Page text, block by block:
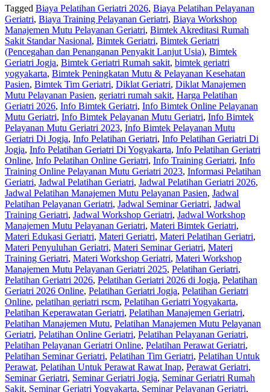
Tagged Biaya Pelatihan Geriatri 2026, Biaya Pelatihan Pelayanan
Geriatri, Biaya Training Pelayanan Geriatri, Biaya Workshop
Manajemen Mutu Pelayanan Geriatri, Bimtek Akreditasi Rumah
Sakit Standar Nasional, Bimtek Geriatri, Bimtek Geriatri
(Pencegahan dan Penanganan Penyakit Lanjut Usia), Bimtek
Geriatri Jogja, Bimtek Geriatri Rumah sakit, bimtek geriatri
yogyakarta, Bimtek Peningkatan Mutu & Pelayanan Kesehatan
Pasien, Bimtek Tim Geriatri, Diklat Geriatri, Diklat Manajemen
Mutu Pelayanan Pasien, geriatri rumah sakit, Harga Pelatihan
Geriatri 2026, Info Bimtek Geriatri, Info Bimtek Online Pelayanan
Mutu Geriatri, Info Bimtek Pelayanan Mutu Geriatri, Info Bimtek
Pelayanan Mutu Geriatri 2023, Info Bimtek Pelayanan Mutu
Geriatri Di Jogja, Info Pelatihan Geriatri, Info Pelatihan Geriatri Di
Jogja, Info Pelatihan Geriatri Di Yogyakarta, Info Pelatihan Geriatri
Online, Info Pelatihan Online Geriatri, Info Training Geriatri, Info
Training Online Pelayanan Mutu Geriatri 2023, Informasi Pelatihan
Geriatri, Jadwal Pelatihan Geriatri, Jadwal Pelatihan Geriatri 2026,
Jadwal Pelatihan Manajemen Mutu Pelayanan Pasien, Jadwal
Pelatihan Pelayanan Geriatri, Jadwal Seminar Geriatri, Jadwal
Training Geriatri, Jadwal Workshop Geriatri, Jadwal Workshop
Manajemen Mutu Pelayanan Geriatri, Materi Bimtek Geriatri,
Materi Edukasi Geriatri, Materi Geriatri, Materi Pelatihan Geriatri,
Materi Penyuluhan Geriatri, Materi Seminar Geriatri, Materi
Training Geriatri, Materi Workshop Geriatri, Materi Workshop
Manajemen Mutu Pelayanan Geriatri 2025, Pelatihan Geriatri,
Pelatihan Geriatri 2026, Pelatihan Geriatri 2026 di Jogja, Pelatihan
Geriatri 2026 Online, Pelatihan Geriatri Jogja, Pelatihan Geriatri
Online, pelatihan geriatri rscm, Pelatihan Geriatri Yogyakarta,
Pelatihan Keperawatan Geriatri, Pelatihan Manajemen Geriatri,
Pelatihan Manajemen Mutu, Pelatihan Manajemen Mutu Pelayanan
Geriatri, Pelatihan Online Geriatri, Pelatihan Pelayanan Geriatri,
Pelatihan Pelayanan Geriatri Online, Pelatihan Perawat Geriatri,
Pelatihan Seminar Geriatri, Pelatihan Tim Geriatri, Pelatihan Untuk
Perawat, Pelatihan Untuk Perawat Rawat Inap, Perawat Geriatri,
Seminar Geriatri, Seminar Geriatri Jogja, Seminar Geriatri Rumah
Sakit, Seminar Geriatri Yogyakarta, Seminar Pelayanan Geriatri,